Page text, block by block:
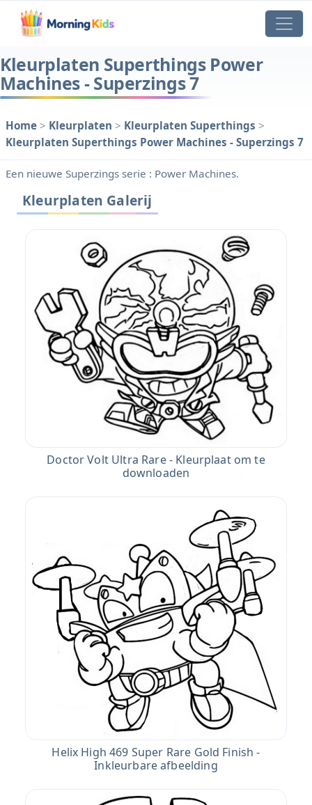
Kleurplaten Superthings Power
Machines - Superzings 7
Home > Kleurplaten > Kleurplaten Superthings >
Kleurplaten Superthings Power Machines - Superzings 7
Een nieuwe Superzings serie : Power Machines.
Kleurplaten Galerij
Doctor Volt Ultra Rare - Kleurplaat om te
downloaden
Helix High 469 Super Rare Gold Finish -
Inkleurbare afbeelding